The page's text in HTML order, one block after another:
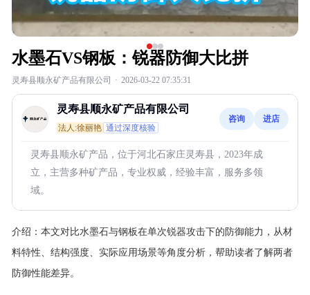
水墨石VS钢板：锐器防御大比拼
灵寿县顺永矿产品有限公司 · 2026-03-22 07:35:31
灵寿县顺永矿产品有限公司
法人:徐丽艳 通过深度核验
咨询 进店
灵寿县顺永矿产品，位于河北石家庄灵寿县，2023年成
立，主营多种矿产品，专业权威，经验丰富，服务多领
域。
介绍： 本文对比水墨石与钢板在单次锐器攻击下的防御能力，从材
料特性、结构强度、实际应用场景等角度分析，帮助读者了解两者
防御性能差异。